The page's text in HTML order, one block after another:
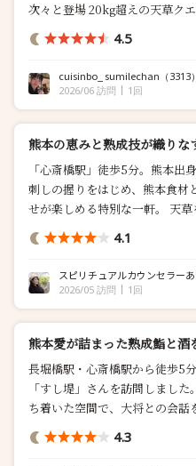
4.5
cuisinbo_ sumilechan （3313）
2026/06 訪問
1回
熊本の恵みと熟成技が織り
「心斎橋駅」徒歩5分。熊本出
刺しの握りをはじめ、熊本食材
せが楽
4.1
スピリチュアルカウンセラー
2026/05 訪問
1回
熊本愛が詰まった熟成鮨と酒
長堀橋駅・心斎橋駅から徒歩5
「すし堤」さんを訪問しました。 店内はカウンター7席のみ。落
ち着いた空間で、大将との会話
4.3